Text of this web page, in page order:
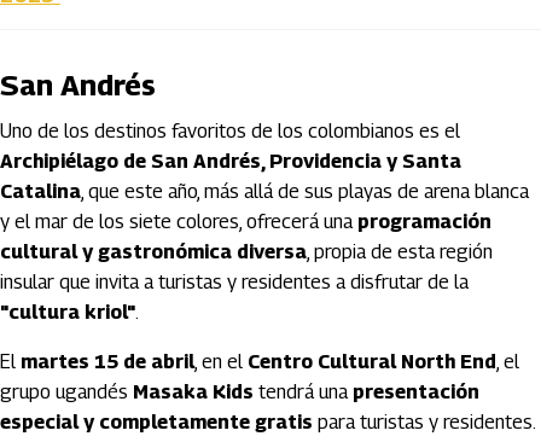
San Andrés
Uno de los destinos favoritos de los colombianos es el
Archipiélago de San Andrés, Providencia y Santa
Catalina, que este año, más allá de sus playas de arena blanca
y el mar de los siete colores, ofrecerá una programación
cultural y gastronómica diversa, propia de esta región
insular que invita a turistas y residentes a disfrutar de la
"cultura kriol".
El martes 15 de abril, en el Centro Cultural North End, el
grupo ugandés Masaka Kids tendrá una presentación
especial y completamente gratis para turistas y residentes.